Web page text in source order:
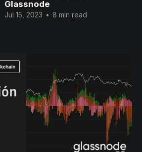
Glassnode
Jul 15, 2023 • 8 min read